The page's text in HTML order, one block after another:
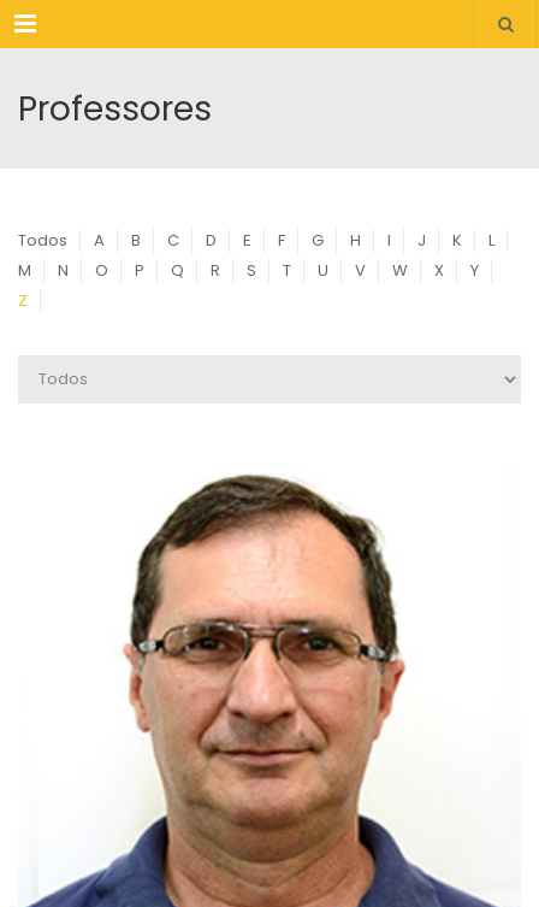
Menu
Professores
Todos A B C D E F G H I J K
L
M
N O P Q R S T U V W X
Y
Z